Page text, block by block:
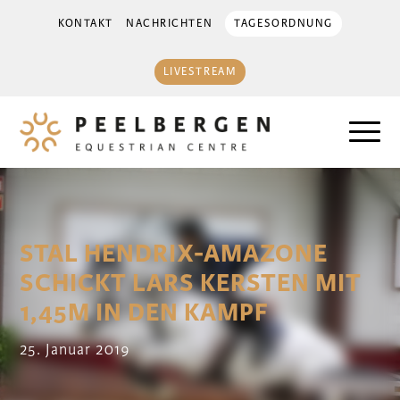
KONTAKT NACHRICHTEN TAGESORDNUNG
LIVESTREAM
STAL HENDRIX-AMAZONE
SCHICKT LARS KERSTEN MIT
1,45M IN DEN KAMPF
25. Januar 2019